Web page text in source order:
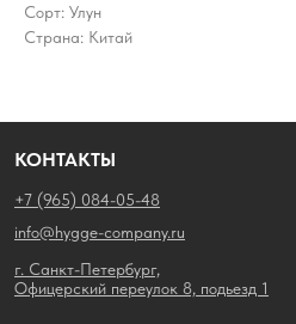
Сорт: Улун
Страна: Китай
КОНТАКТЫ
г. Санкт-Петербург,
Офицерский переулок 8, подьезд 1
info@hygge-company.ru
+7 (965) 084-05-48